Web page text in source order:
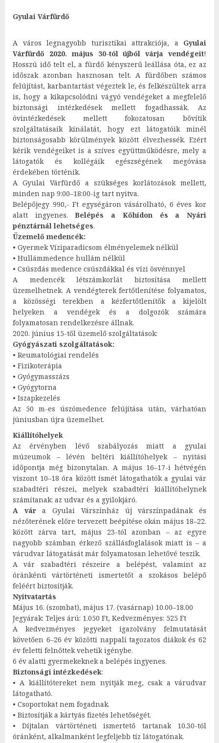
Gyulai Várfürdő
A város legnagyobb turisztikai attrakciója, a Gyulai
Várfürdő 2020. május 30-tól újból várja vendégeit!
Hosszú idő telt el, a fürdő kényszerű leállása óta, ez az
időszak azonban hasznosan telt. A fürdőben számos
felújítást, karbantartást végeztek le, és felkészültek arra
is, hogy a kikapcsolódni vágyó vendégeket a megfelelő
biztonsági intézkedések mellett fogadhassák. Az
óvintézkedések mellett fokozatosan bővítik
szolgáltatásaik kínálatát, hogy ezt látogatóik minél
biztonságosabb körülmények között élvezhessék. Ezért
kérik vendégeiket is a szíves együttműködésre, mely a
látogatók és kollégáik egészségének megóvása
érdekében történik.
A Gyulai Várfürdő a szükséges korlátozások mellett,
minden nap 9:00–18:00-ig tart nyitva.
Belépőjegy 990,- Ft egységáron vásárolható, 6 éves kor
alatt ingyenes.Belépés a Kőhídon és a Nyári
pénztárnál lehetséges.
Üzemelő medencék:
• Gyermek Víziparadicsom élményelemek nélkül
• Hullámmedence hullám nélkül
• Csúszdás medence csúszdákkal és vízi ösvénnyel
A medencék létszámkorlát biztosítása mellett
üzemelhetnek. A vendégterek fertőtlenítése folyamatos,
a közösségi terekben a kézfertőtlenítők a kijelölt
helyeken a vendégek és a dolgozók számára
folyamatosan rendelkezésre állnak.
2020. június 15-től üzemelő szolgáltatások:
Gyógyászati szolgáltatások:
• Reumatológiai rendelés
• Fizikoterápia
• Gyógymasszázs
• Gyógytorna
• Iszapkezelés
Az 50 m-es úszómedence felújítása után, várhatóan
júniusban újra üzemelhet.
Kiállítóhelyek
Az érvényben lévő szabályozás miatt a gyulai
múzeumok – lévén beltéri kiállítóhelyek – nyitási
időpontja még bizonytalan. A május 16–17-i hétvégén
viszont 10–18 óra között ismét látogathatók a gyulai vár
szabadtéri részei, melyek szabadtéri kiállítóhelynek
számítanak: az udvar és a gyilokjáró.
A vára Gyulai Várszínház új várszínpadának és
nézőterének előre tervezett beépítése okán május 18–22.
között zárva tart, május 23-tól azonban – az egyre
nagyobb számban érkező szállásfoglalások miatt is – a
várudvar látogatását már folyamatosan lehetővé teszik.
A vár szabadtéri részeire a belépést, valamint az
óránkénti vártörténeti ismertetőt a szokásos belépő
feléért biztosítják.
Nyitvatartás
Május 16. (szombat), május 17. (vasárnap) 10.00–18.00
Jegyárak: Teljes árú: 1.050 Ft, Kedvezményes: 525 Ft
A kedvezményes jegyeket igazolvány felmutatását
követően 6–26 év közötti nappali tagozatos diákok és 62
év feletti felnőttek vehetik igénybe.
6 év alatti gyermekeknek a belépés ingyenes.
Biztonsági intézkedések:
• A kiállítótereket nem nyitják meg, csak a várudvar
látogatható.
• Csoportokat nem fogadnak.
• Biztosítják a kártyás fizetés lehetőségét.
• Díjtalan vártörténeti ismertető tartanak 10.30-tól
óránként, alkalmanként legfeljebb tíz látogatónak.